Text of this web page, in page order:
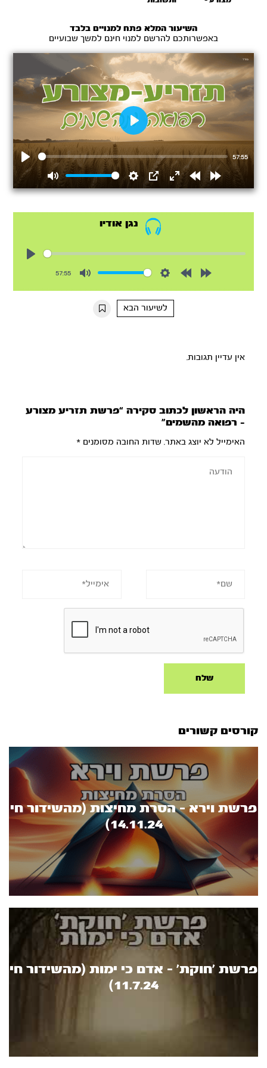
השיעור המלא פתח למנויים בלבד
באפשרותכם להרשם למנוי חינם למשך שבועיים
Play
57:55
Mute Settings
PIP
EnterRewindForward
Play
נגן אודיו
57:55
לשיעור הבא
אין עדיין תגובות.
היה הראשון לכתוב סקירה “פרשת תזריע מצורע
– רפואה מהשמים”
האימייל לא יוצג באתר. שדות החובה מסומנים*
קורסים קשורים
פרשת וירא - הסרת מחיצות (מהשידור חי
14.11.24)
פרשת 'חוקת' - אדם כי ימות (מהשידור חי
11.7.24)